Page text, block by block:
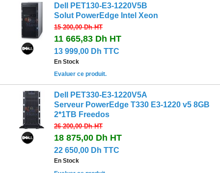
Dell PET130-E3-1220V5B
Solut PowerEdge Intel Xeon
15 200,00 DhHT
11 665,83 Dh HT
13 999,00 Dh TTC
En Stock
Evaluer ce produit.
Dell PET330-E3-1220V5A
Serveur PowerEdge T330 E3-1220 v5 8GB
2*1TB Freedos
26 200,00 DhHT
18 875,00 Dh HT
22 650,00 Dh TTC
En Stock